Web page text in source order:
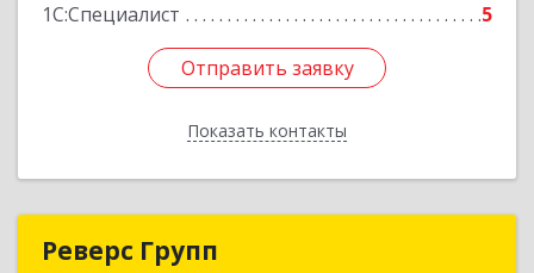
1С:Специалист
5
Отправить заявку
Показать контакты
Отправить заявку
Назад
Реверс Групп